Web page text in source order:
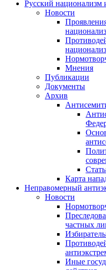
Русский национализм
Новости
Мнения
Публикации
Документы
Архив
Карта
Неправомерный
Новости
частных
Иные